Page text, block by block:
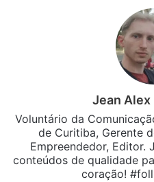
Jean Alex
Voluntário da
de Curitiba, Gerente
Empreendedor, Editor.
conteúdos de qualidade
coração!